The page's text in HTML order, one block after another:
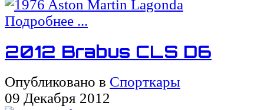
Подробнее ...
2012 Brabus CLS D6
Опубликовано в Спорткары
09 Декабря 2012